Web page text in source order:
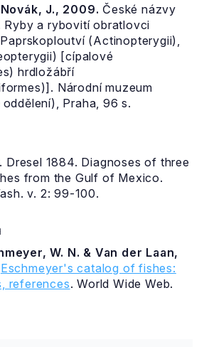
J., 2009. České názvy
Ryby a rybovití obratlovci
(Actinopterygii),
[cípalové
hrdložábří
Národní muzeum
Praha, 96 s.
Dresel 1884. Diagnoses of three
from the Gulf of Mexico.
v. 2: 99-100.
W. N. & Van der Laan,
Eschmeyer's catalog of fishes:
references. World Wide Web.